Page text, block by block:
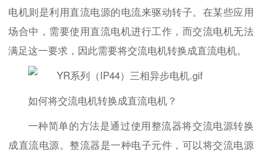
电机则是利用直流电源的电流来驱动转子。在某些应用
场合中，需要使用直流电机进行工作，而交流电机无法
满足这一要求，因此需要将交流电机转换成直流电机。
如何将交流电机转换成直流电机？
一种简单的方法是通过使用整流器将交流电源转换
成直流电源。整流器是一种电子元件，可以将交流电源